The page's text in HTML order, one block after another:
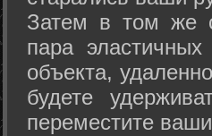
Затем в том же
пара
объекта,
будете
переместите